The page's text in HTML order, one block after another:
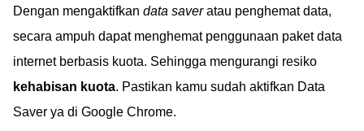
Dengan mengaktifkan data saveratau penghemat data,
secara ampuh dapat menghemat penggunaan paket data
internet berbasis kuota. Sehingga mengurangi resiko
kehabisan kuota. Pastikan kamu sudah aktifkan Data
Saver ya di Google Chrome.